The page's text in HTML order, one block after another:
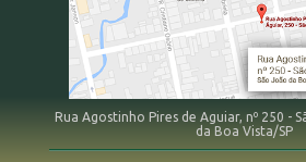
Rua Agostinho Pires de Aguiar, nº 250 -
da Boa Vista/SP